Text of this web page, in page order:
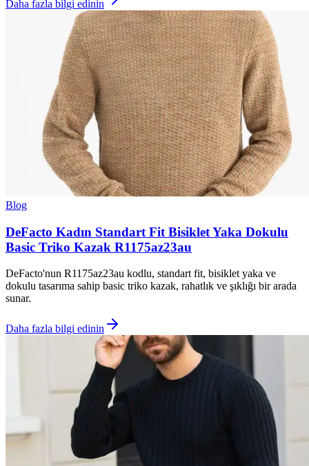
Daha fazla bilgi edinin
Blog
DeFacto Kadın Standart Fit Bisiklet Yaka Dokulu
Basic Triko Kazak R1175az23au
DeFacto'nun R1175az23au kodlu, standart fit, bisiklet yaka ve
dokulu tasarıma sahip basic triko kazak, rahatlık ve şıklığı bir arada
sunar.
Daha fazla bilgi edinin